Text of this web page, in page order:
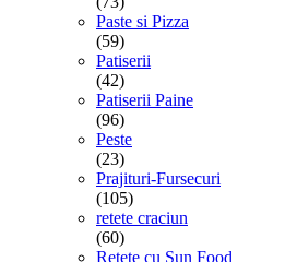
Paste si Pizza
(59)
Patiserii
(42)
Patiserii Paine
(96)
Peste
(23)
Prajituri-Fursecuri
(105)
retete craciun
(60)
Retete cu Sun Food